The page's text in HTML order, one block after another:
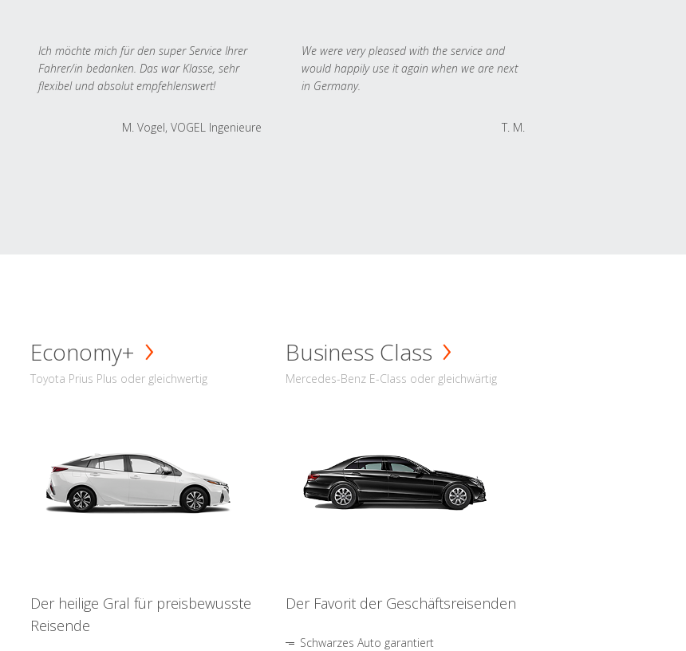
Ich möchte mich für den super Service Ihrer
Fahrer/in bedanken. Das war Klasse, sehr
flexibel und absolut empfehlenswert!
M. Vogel, VOGEL Ingenieure
We were very pleased with the service and
would happily use it again when we are next
in Germany.
T. M.
Economy+
Toyota Prius Plus oder gleichwertig
Der heilige Gral für preisbewusste
Reisende
Business Class
Mercedes-Benz E-Class oder gleichwärtig
Der Favorit der Geschäftsreisenden
Schwarzes Auto garantiert